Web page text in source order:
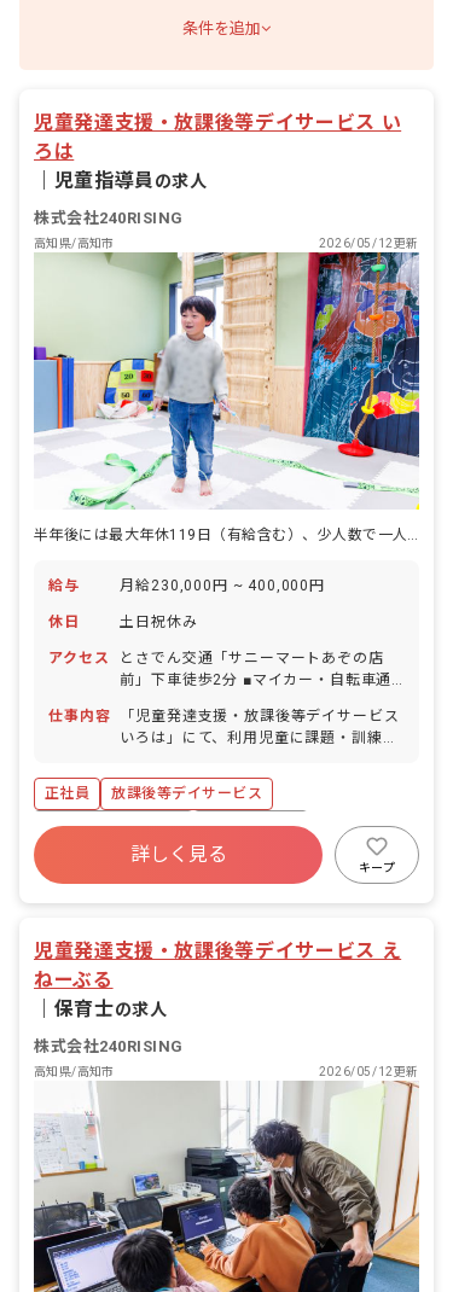
条件を追加
児童発達支援・放課後等デイサービス い
ろは
児童指導員の求人
株式会社240RISING
高知県/高知市 2026/05/12更新
半年後には最大年休119日（有給含む）、少人数で一人ひとりに向き合う療育です！
給与 月給230,000円 ~ 400,000円
休日 土日祝休み
アクセス
とさでん交通「サニーマートあぞの店
前」下車徒歩2分 ■マイカー・自転車通
仕事内容
「児童発達支援・放課後等デイサービス
いろは」にて、利用児童に課題・訓練・
きます。 ■具体的な仕事内容 ※福祉サー
ビスが初めての方でも、不安なく業務が
できるように経験豊富の職員に相談がで
きる体制を整えています！ ・利用児童の
保管記録、連絡帳等の作成 ・各行事活動
の企画 ・保護者の方とのコミュニケーシ
用児については、4事業所で乗り合わせ
余裕をつくっています。 ■放課後デイサ
ービスに加え、児童発達支援事業を実施
上記仕事内容以外にも、未就学児を担当
正社員
放課後等デイサービス
ボーナス・賞与あり
社会保険完備
有給
福利厚生充実
詳しく見る
キープ
児童発達支援・放課後等デイサービス え
ねーぶる
保育士の求人
株式会社240RISING
高知県/高知市 2026/05/12更新